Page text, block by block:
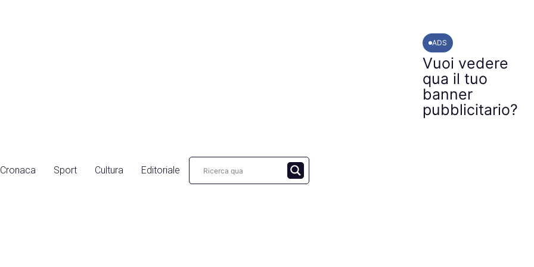
ADS
Vuoi vedere
qua il tuo
banner
pubblicitario?
Cronaca Sport Cultura Editoriale